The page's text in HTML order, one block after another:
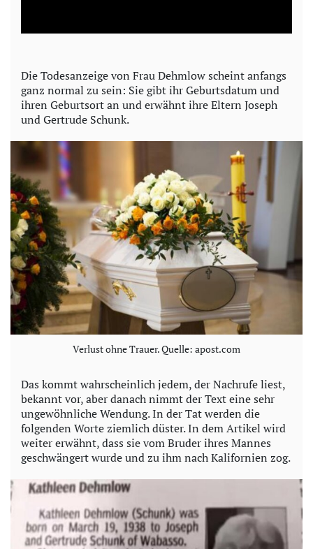
a
y
V
e
o
Die Todesanzeige von Frau Dehmlow scheint anfangs
ganz normal zu sein: Sie gibt ihr Geburtsdatum und
ihren Geburtsort an und erwähnt ihre Eltern Joseph
und Gertrude Schunk.
Verlust ohne Trauer. Quelle: apost.com
Das kommt wahrscheinlich jedem, der Nachrufe liest,
bekannt vor, aber danach nimmt der Text eine sehr
ungewöhnliche Wendung. In der Tat werden die
folgenden Worte ziemlich düster. In dem Artikel wird
weiter erwähnt, dass sie vom Bruder ihres Mannes
geschwängert wurde und zu ihm nach Kalifornien zog.